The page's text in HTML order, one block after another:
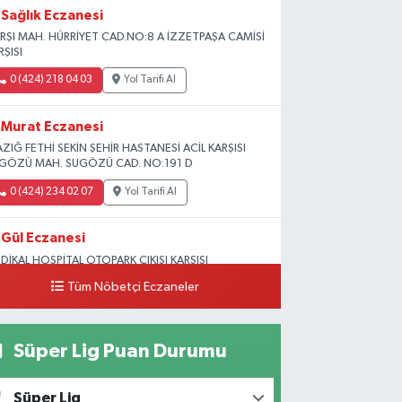
Sağlık Eczanesi
MAH. HÜRRİYET CAD.NO:8 A İZZETPAŞA CAMİSİ
0 (424) 218 04 03 Yol Tarifi Al
Murat Eczanesi
FETHİ SEKİN ŞEHİR HASTANESİ ACİL KARŞISI
MAH. SUGÖZÜ CAD. NO:191 D
0 (424) 234 02 07 Yol Tarifi Al
Gül Eczanesi
HOSPİTAL OTOPARK ÇIKIŞI KARŞISI
HASTANESİ ARKASI OTOPARK ÇIKIŞI KARŞISI)
ÜNÜVERSİTESİ HASTANESİNİN KARŞISI TRAFİK
Tüm Nöbetçi Eczaneler
Süper Lig Puan Durumu
Süper Lig